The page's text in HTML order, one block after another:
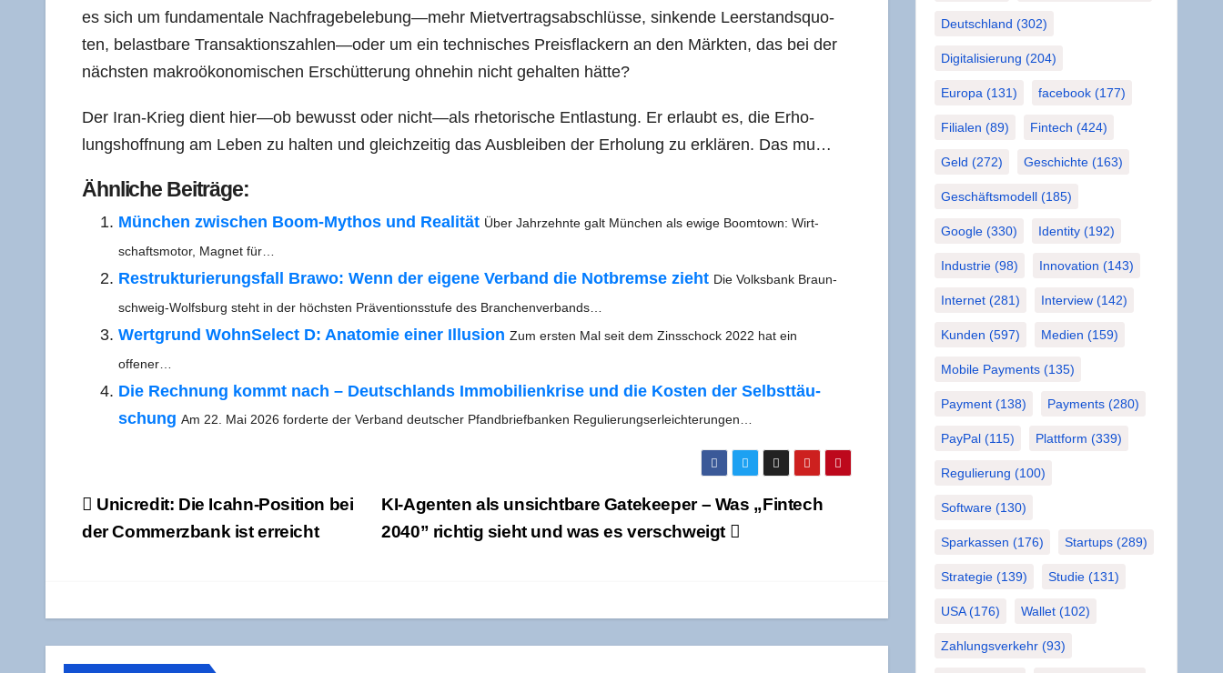
es sich um fun­da­men­ta­le Nachfragebelebung—mehr Miet­ver­trags­ab­schlüs­se, sin­ken­de Leer­stands­quo­
ten, belast­ba­re Transaktionszahlen—oder um ein tech­ni­sches Preis­fla­ckern an den Märk­ten, das bei der
nächs­ten makro­öko­no­mi­schen Erschüt­te­rung ohne­hin nicht gehal­ten hätte?
Der Iran-Krieg dient hier—ob bewusst oder nicht—als rhe­to­ri­sche Ent­las­tung. Er erlaubt es, die Erho­
lungs­hoff­nung am Leben zu hal­ten und gleich­zei­tig das Aus­blei­ben der Erho­lung zu erklä­ren. Das mu…
Ähn­li­che Beiträge:
Mün­chen zwi­schen Boom-Mythos und Rea­li­tät Über Jahr­zehn­te galt Mün­chen als ewi­ge Boom­town: Wirt­
schafts­mo­tor, Magnet für…
Restruk­tu­rie­rungs­fall Bra­wo: Wenn der eige­ne Ver­band die Not­brem­se zieht Die Volks­bank Braun­­
schweig-Wolfs­­burg steht in der höchs­ten Prä­ven­ti­ons­stu­fe des Branchenverbands…
Wert­grund Wohn­Sel­ect D: Ana­to­mie einer Illu­si­on Zum ers­ten Mal seit dem Zins­schock 2022 hat ein
offener…
Die Rech­nung kommt nach – Deutsch­lands Immo­bi­li­en­kri­se und die Kos­ten der Selbst­täu­
schung Am 22. Mai 2026 for­der­te der Ver­band deut­scher Pfand­brief­ban­ken Regulierungserleichterungen…
Beitragsnavigation
KI-Agen­ten als unsicht­ba­re Gate­kee­per – Was „Fin­tech
2040” rich­tig sieht und was es verschweigt
Unicre­dit: Die Icahn-Posi­ti­on bei
der Com­merz­bank ist erreicht
Deutschland (302)
Digitalisierung (204)
Europa (131) facebook(177)
Filialen (89) Fintech (424)
Geld (272) Geschichte(163)
Geschäftsmodell(185)
Google(330) Identity(192)
Industrie(98) Innovation (143)
Internet(281) Interview(142)
Kunden (597) Medien (159)
Mobile Payments(135)
Payment(138) Payments(280)
PayPal(115) Plattform (339)
Regulierung (100)
Software(130)
Sparkassen (176) Startups(289)
Strategie(139) Studie(131)
USA(176) Wallet(102)
Zahlungsverkehr(93)